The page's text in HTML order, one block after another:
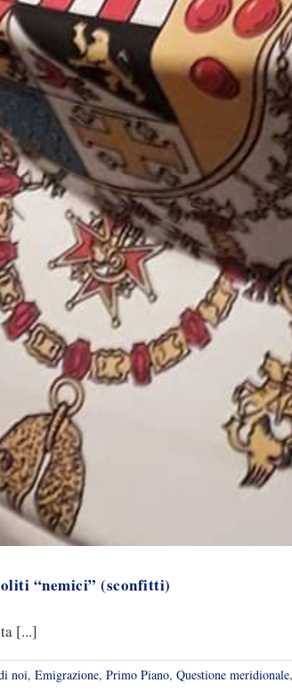
“nemici” (sconfitti)
[...]
noi, Emigrazione, Primo Piano, Questione meridionale,